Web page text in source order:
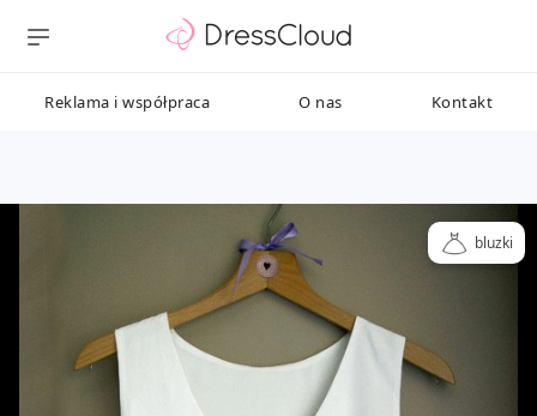
Reklama i współpraca O nas Kontakt
bluzki